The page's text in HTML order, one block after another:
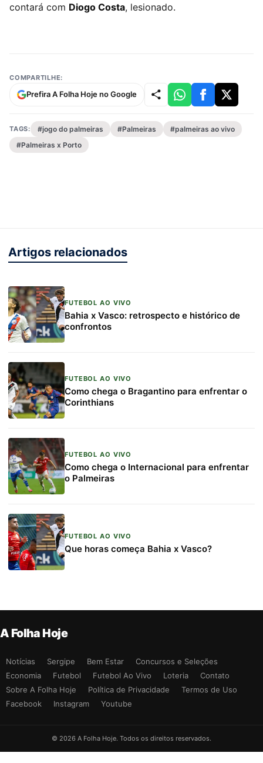
contará com Diogo Costa, lesionado.
COMPARTILHE:
Prefira A Folha Hoje no Google
TAGS: #jogo do palmeiras #Palmeiras
#palmeiras ao vivo
#Palmeiras x Porto
Artigos relacionados
FUTEBOL AO VIVO
Bahia x Vasco: retrospecto e histórico de
confrontos
FUTEBOL AO VIVO
Como chega o Bragantino para enfrentar o
Corinthians
FUTEBOL AO VIVO
Como chega o Internacional para enfrentar
o Palmeiras
FUTEBOL AO VIVO
Que horas começa Bahia x Vasco?
A Folha Hoje
Notícias Sergipe Bem Estar
Concursos e Seleções
Economia
Futebol Futebol Ao Vivo Loteria
Contato
Sobre A Folha Hoje
Política de Privacidade
Termos de Uso
Facebook
Instagram Youtube
© 2026 A Folha Hoje. Todos os direitos reservados.